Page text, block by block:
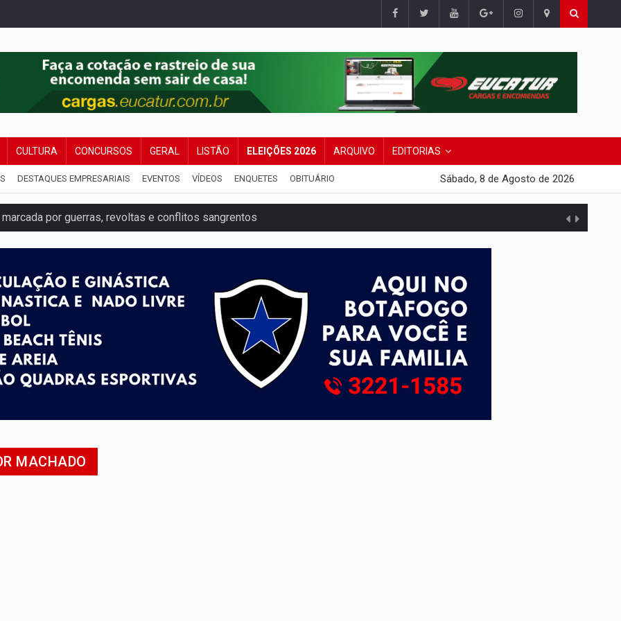
CULTURA CONCURSOS GERAL LISTÃO ELEIÇÕES 2026 ARQUIVO EDITORIAS
DESTAQUES EMPRESARIAIS EVENTOS VÍDEOS ENQUETES OBITUÁRIO Sábado, 8 de Agosto de 2026
por guerras, revoltas e conflitos sangrentos
de residência em Porto Velho
na BR-364 duas semanas após condenação do matador do filho
concentram 53,7% dos votos de Rondônia
ao Governo de RO partem para tudo ou nada
Rondônia coincide com investigação sob sigilo
é legal, mas não pode ser automático
fiéis sob pretexto de 'processo de cura'
MACHADO